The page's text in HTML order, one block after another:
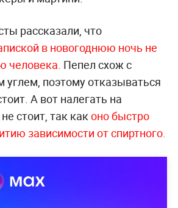
рассказали, что
в новогоднюю ночь не
человека. Пепел схож с
углем, поэтому отказываться
А вот налегать на
стоит, так каконо быстро
зависимости от спиртного.